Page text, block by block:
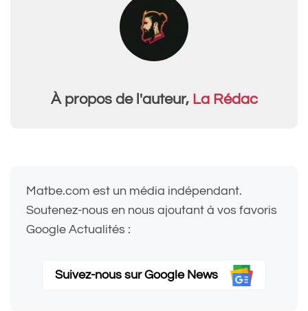
À propos de l'auteur, La Rédac
Matbe.com est un média indépendant.
Soutenez-nous en nous ajoutant à vos favoris
Google Actualités :
Suivez-nous sur Google News